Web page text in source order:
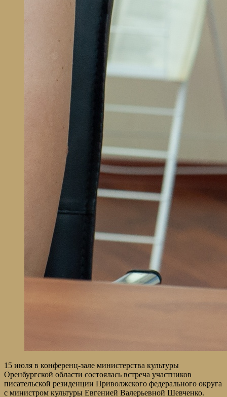
15 июля в конференц-зале министерства культуры
Оренбургской области состоялась встреча участников
писательской резиденции Приволжского федерального округа
с министром культуры Евгенией Валерьевной Шевченко.